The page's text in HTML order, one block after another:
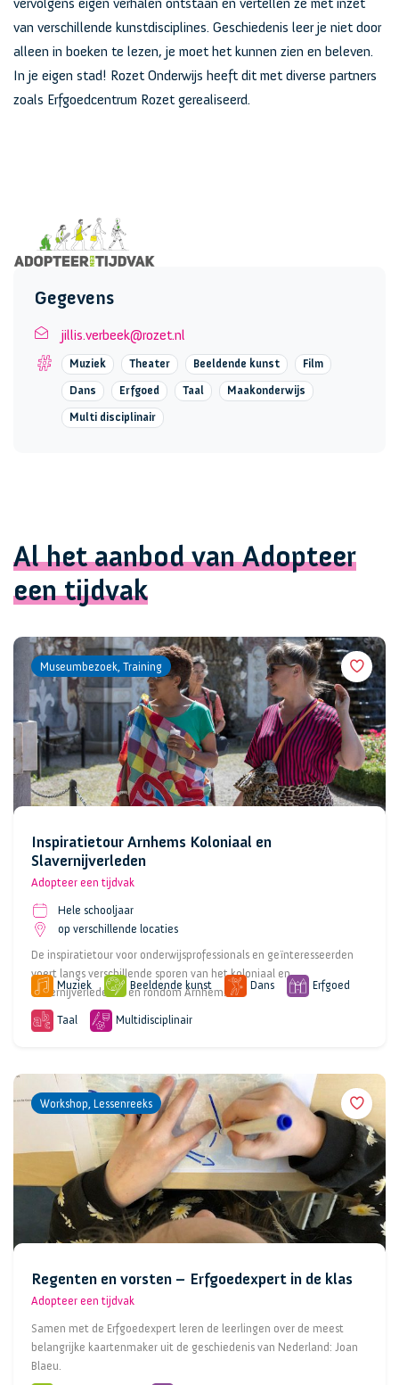
vervolgens eigen verhalen ontstaan en vertellen ze met inzet
van verschillende kunstdisciplines. Geschiedenis leer je niet door
alleen in boeken te lezen, je moet het kunnen zien en beleven.
In je eigen stad! Rozet Onderwijs heeft dit met diverse partners
zoals Erfgoedcentrum Rozet gerealiseerd.
Gegevens
jillis.verbeek@rozet.nl
Muziek Theater Beeldende kunst Film
Dans Erfgoed Taal Maakonderwijs
Multi disciplinair
Al het aanbod van Adopteer
een tijdvak
Museumbezoek, Training
Inspiratietour Arnhems Koloniaal en
Slavernijverleden
Adopteer een tijdvak
Hele schooljaar
op verschillende locaties
De inspiratietour voor onderwijsprofessionals en geïnteresseerden
voert langs verschillende sporen van het koloniaal en
slavernijverleden in en rondom Arnhem.
Muziek Beeldende kunst Dans Erfgoed
Taal Multidisciplinair
Workshop, Lessenreeks
Regenten en vorsten – Erfgoedexpert in de klas
Adopteer een tijdvak
Samen met de Erfgoedexpert leren de leerlingen over de meest
belangrijke kaartenmaker uit de geschiedenis van Nederland: Joan
Blaeu.